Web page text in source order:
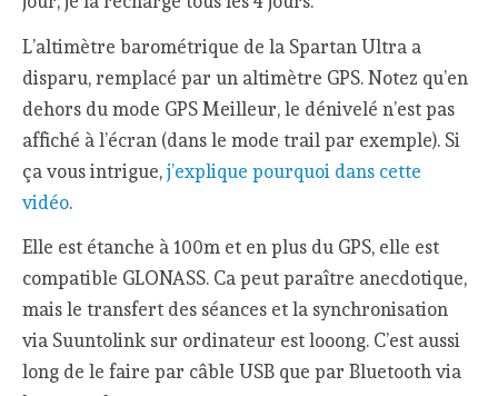
L’altimètre barométrique de la Spartan Ultra a
disparu, remplacé par un altimètre GPS. Notez qu’en
dehors du mode GPS Meilleur, le dénivelé n’est pas
affiché à l’écran (dans le mode trail par exemple). Si
ça vous intrigue,j’explique pourquoi dans cette
vidéo.
Elle est étanche à 100m et en plus du GPS, elle est
compatible GLONASS. Ca peut paraître anecdotique,
mais le transfert des séances et la synchronisation
via Suuntolink sur ordinateur est looong. C’est aussi
long de le faire par câble USB que par Bluetooth via